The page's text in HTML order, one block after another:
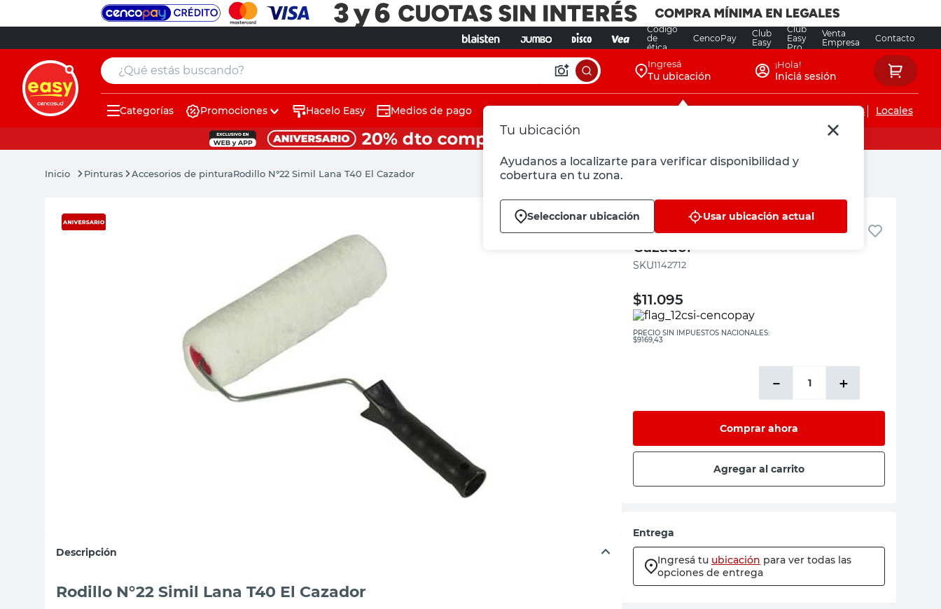
Código
de
ética
CencoPay
Club
Easy
Club
Easy
Pro
Venta
Empresa
Contacto
¿Qué estás buscando? Ingresá
Tu ubicación
Tu ubicación
Ayudanos a localizarte para verificar disponibilidad y
cobertura en tu zona.
Seleccionar ubicación Usar ubicación actual
¡Hola!
Iniciá sesión
Categorías Promociones Hacelo Easy Medios de pago Servicios de instalaciones Locales
Pinturas Accesorios de pinturaRodillo N°22 Simil Lana T40 El Cazador
Descripción
Rodillo N°22 Simil Lana T40 El Cazador
El Cazador
Rodillo N°22 Simil Lana T40 El
Cazador
:1142712
$11.095
PRECIO SIN IMPUESTOS NACIONALES:
$9169,43
＋
－
Comprar ahora
Agregar al carrito
Entrega
Ingresá tu ubicación para ver todas las
opciones de entrega
muebles